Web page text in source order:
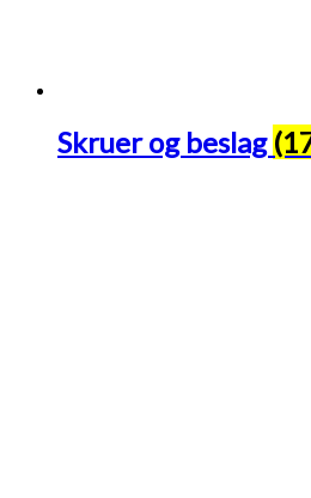
Skruer og beslag